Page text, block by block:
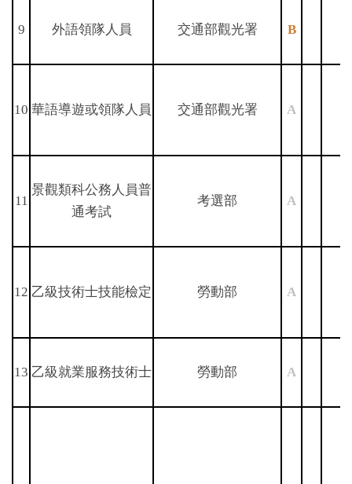
9 外語領隊人員 交通部觀光署 B
10 華語導遊或領隊人員 交通部觀光署 A
11
景觀類科公務人員普
通考試
考選部 A
12 乙級技術士技能檢定 勞動部 A
13 乙級就業服務技術士 勞動部 A